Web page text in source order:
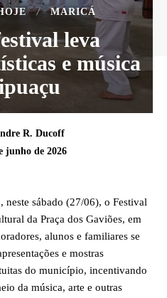
MARICÁ
leva
e música
R. Ducoff
junho de 2026
sábado (27/06), o Festival
da Praça dos Gaviões, em
alunos e familiares se
e mostras
do município, incentivando
da música, arte e outras